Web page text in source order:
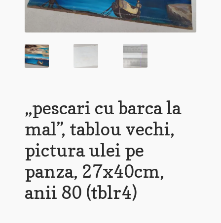
„pescari cu barca la
mal”, tablou vechi,
pictura ulei pe
panza, 27x40cm,
anii 80 (tblr4)